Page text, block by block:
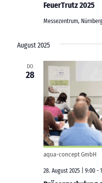
FeuerTrutz 2025
Messezentrum,
August 2025
DO.
28
aqua-concept GmbH
28. August 2025 | 9:00 -